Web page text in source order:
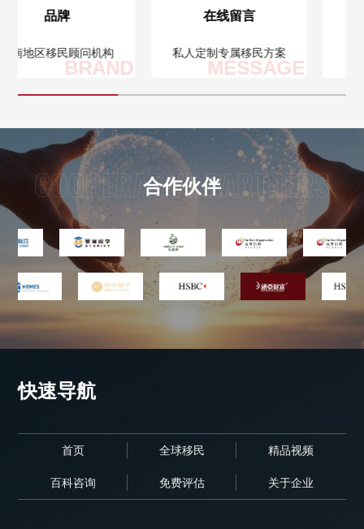
华南地区移民顾问机构
BRAND
在线留言
私人定制专属移民方案
MESSAGE
合作伙伴
COOPERATIVE PARTNERS
快速导航
首页 全球移民 精品视频
百科咨询 免费评估 关于企业